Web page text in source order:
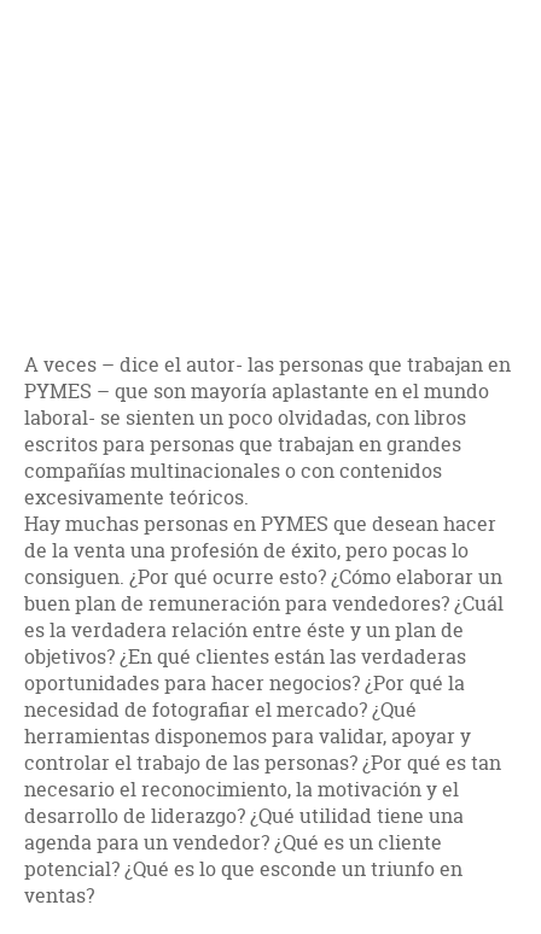
A veces – dice el autor- las personas que trabajan en
PYMES – que son mayoría aplastante en el mundo
laboral- se sienten un poco olvidadas, con libros
escritos para personas que trabajan en grandes
compañías multinacionales o con contenidos
excesivamente teóricos.
Hay muchas personas en PYMES que desean hacer
de la venta una profesión de éxito, pero pocas lo
consiguen. ¿Por qué ocurre esto? ¿Cómo elaborar un
buen plan de remuneración para vendedores? ¿Cuál
es la verdadera relación entre éste y un plan de
objetivos? ¿En qué clientes están las verdaderas
oportunidades para hacer negocios? ¿Por qué la
necesidad de fotografiar el mercado? ¿Qué
herramientas disponemos para validar, apoyar y
controlar el trabajo de las personas? ¿Por qué es tan
necesario el reconocimiento, la motivación y el
desarrollo de liderazgo? ¿Qué utilidad tiene una
agenda para un vendedor? ¿Qué es un cliente
potencial? ¿Qué es lo que esconde un triunfo en
ventas?